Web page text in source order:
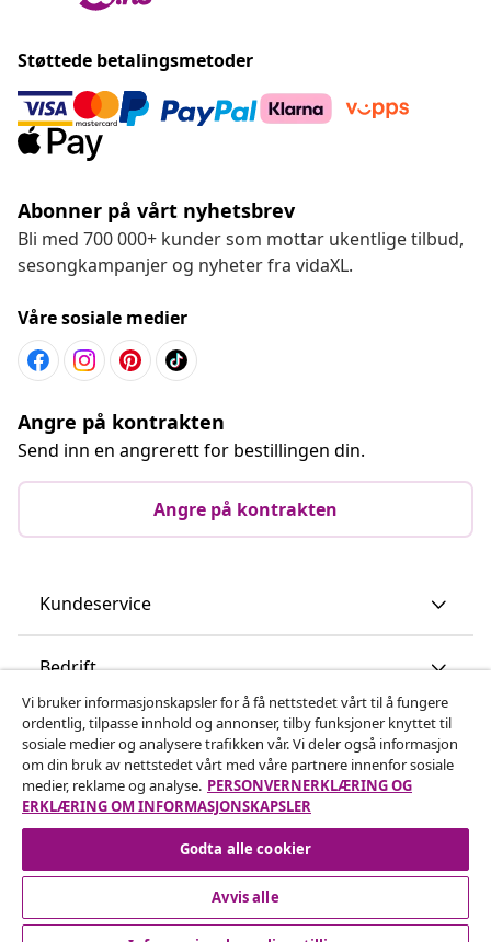
Støttede betalingsmetoder
Abonner på vårt nyhetsbrev
Bli med 700 000+ kunder som mottar ukentlige tilbud,
sesongkampanjer og nyheter fra vidaXL.
Våre sosiale medier
Angre på kontrakten
Send inn en angrerett for bestillingen din.
Angre på kontrakten
Kundeservice
Bedrift
vidaXL
Oppdag mer
Vi bruker informasjonskapsler for å få nettstedet vårt til å fungere
ordentlig, tilpasse innhold og annonser, tilby funksjoner knyttet til
sosiale medier og analysere trafikken vår. Vi deler også informasjon
om din bruk av nettstedet vårt med våre partnere innenfor sosiale
medier, reklame og analyse. PERSONVERNERKLÆRING OG
ERKLÆRING OM INFORMASJONSKAPSLER
Godta alle cookier
Avvis alle